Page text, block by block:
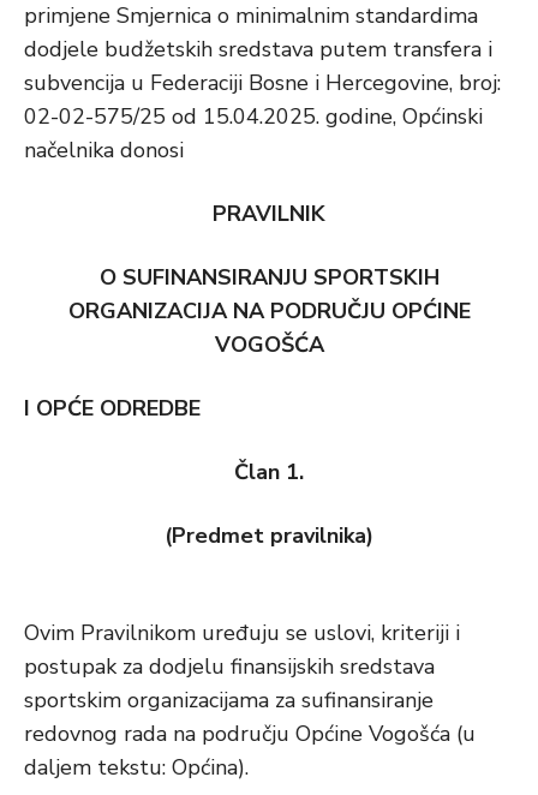
primjene Smjernica o minimalnim standardima
dodjele budžetskih sredstava putem transfera i
subvencija u Federaciji Bosne i Hercegovine, broj:
02-02-575/25 od 15.04.2025. godine, Općinski
načelnika donosi
PRAVILNIK
O SUFINANSIRANJU SPORTSKIH
ORGANIZACIJA NA PODRUČJU OPĆINE
VOGOŠĆA
I OPĆE ODREDBE
Član 1.
(Predmet pravilnika)
Ovim Pravilnikom uređuju se uslovi, kriteriji i
postupak za dodjelu finansijskih sredstava
sportskim organizacijama za sufinansiranje
redovnog rada na području Općine Vogošća (u
daljem tekstu: Općina).